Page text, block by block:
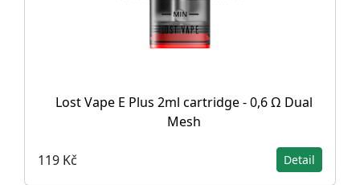
Lost Vape E Plus 2ml cartridge - 0,6 Ω Dual
Mesh
119 Kč Detail